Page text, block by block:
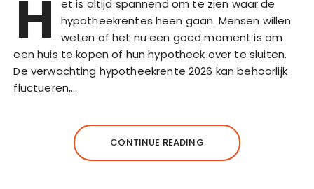
H
et is altijd spannend om te zien waar de
hypotheekrentes heen gaan. Mensen willen
weten of het nu een goed moment is om
een huis te kopen of hun hypotheek over te sluiten.
De verwachting hypotheekrente 2026 kan behoorlijk
fluctueren,…
CONTINUE READING